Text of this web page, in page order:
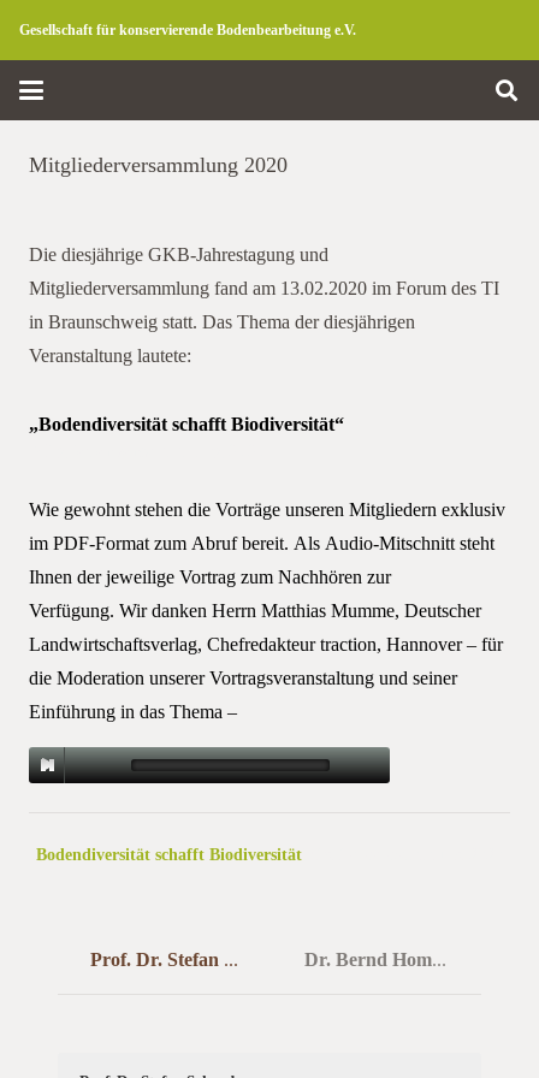
Gesellschaft für konservierende Bodenbearbeitung e.V.
Mitgliederversammlung 2020
Die diesjährige GKB-Jahrestagung und
Mitgliederversammlung fand am 13.02.2020 im Forum des TI
in Braunschweig statt. Das Thema der diesjährigen
Veranstaltung lautete:
„Bodendiversität schafft Biodiversität“
Wie gewohnt stehen die Vorträge unseren Mitgliedern exklusiv
im PDF-Format zum Abruf bereit. Als Audio-Mitschnitt steht
Ihnen der jeweilige Vortrag zum Nachhören zur
Verfügung. Wir danken Herrn Matthias Mumme, Deutscher
Landwirtschaftsverlag, Chefredakteur traction, Hannover – für
die Moderation unserer Vortragsveranstaltung und seiner
Einführung in das Thema –
Bodendiversität schafft Biodiversität
Prof. Dr. Stefan Schrader Dr. Bernd Hommel